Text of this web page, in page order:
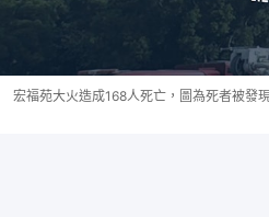
宏福苑大火造成168人死亡，圖為死者被發